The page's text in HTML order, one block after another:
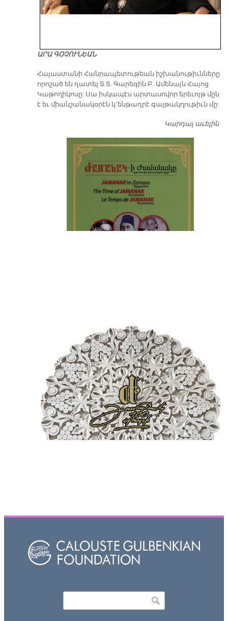
ԱՐԱ ԳՕՉՈՒՆԵԱՆ
​Հայաստանի Հանրապետութեան իշխանութիւնները
որոշած են դատել Տ.Տ. Գարեգին Բ. Ամենայն Հայոց
Կաթողիկոսը: Սա իսկապէս արտասովոր երեւոյթ մըն
է եւ միանշանակօրէն կ՚ենթադրէ գայթակղութիւն մը:
Կարդալ աւելին